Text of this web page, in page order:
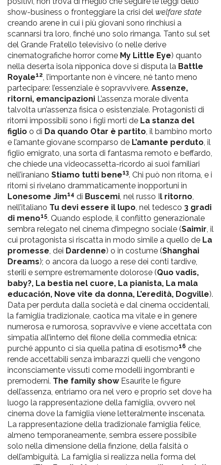
show-business o fronteggiare la crisi del welfare state
creando arene in cui i più giovani sono rinchiusi a
scannarsi tra loro, finché uno solo rimanga. Tanto sul set
del Grande Fratello televisivo (o nelle derive
cinematografiche horror come My Little Eye) quanto
nella deserta isola nipponica dove si disputa la Battle
Royale12, l’importante non è vincere, né tanto meno
partecipare: l’essenziale è sopravvivere. Assenze,
ritorni, emancipazioni L’assenza morale diventa
talvolta un’assenza fisica o esistenziale. Protagonisti di
ritorni impossibili sono i figli morti de La stanza del
figlio o di Da quando Otar è partito, il bambino morto
e l’amante giovane scornparso de L’amante perduto, il
figlio emigrato, una sorta di fantasma remoto e beffardo,
che chiede una videocassetta-ricordo ai suoi familiari
nell’iraniano Stiamo tutti bene13. Chi può non ritorna, e i
ritorni si rivelano drammaticamente inopportuni in
Lonesome Jim14 di Buscemi, nel russo Il ritorno,
nell’italiano Tu devi essere il lupo, nel tedesco 3 gradi
di meno15. Quando esplode, il conflitto generazionale
sembra relegato nel cinema d’impegno sociale (Saimir, il
cui protagonista si riscatta in modo simile a quello de La
promesse, dei Dardenne) o in costume (Shanghai
Dreams); o ancora da luogo a rese dei conti tardive,
sterili e sempre estremamente dolorose (Quo vadis,
baby?, La bestia nel cuore, La pianista, La mala
educación, Nove vite da donna, L’eredità, Dogville).
Data per perduta dalla società e dal cinema occidentali,
la famiglia tradizionale, caotica ma vitale e in genere
numerosa e rumorosa, sopravvive e viene accettata con
simpatia all’interno del filone della commedia etnica:
purché appunto ci sia quella patina di esotismo16 che
rende accettabili senza imbarazzi quelli che vengono
inconsciamente vissuti come modelli ingombranti e
premoderni. The family showEsaurite le figure
dell’assenza, entriamo ora nel vero e proprio set dove ha
luogo la rappresentazione della famiglia, ovvero nel
cinema dove la famiglia viene letteralmente inscenata.
La rappresentazione della tradizionale famiglia felice,
almeno temporaneamente, sembra essere possibile
solo nella dimensione della finzione, della falsità o
dell’ambiguità. La famiglia si realizza nella forma del